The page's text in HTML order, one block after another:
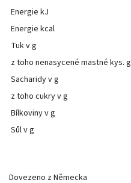
Energie kJ
Energie kcal
Tuk v g
z toho nenasycené mastné kys. g
Sacharidy v g
z toho cukry v g
Bílkoviny v g
Sůl v g
Dovezeno z Německa